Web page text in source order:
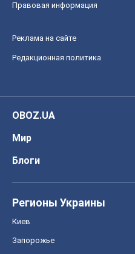
Правовая информация
Реклама на сайте
Редакционная политика
OBOZ.UA
Мир
Блоги
Регионы Украины
Киев
Запорожье